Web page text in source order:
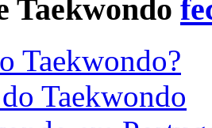
Taekwondo
Taekwondo?
Taekwondo